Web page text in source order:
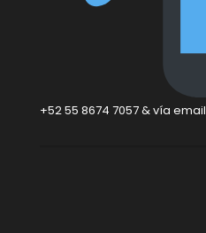
+52 55 8674 7057 & vía email